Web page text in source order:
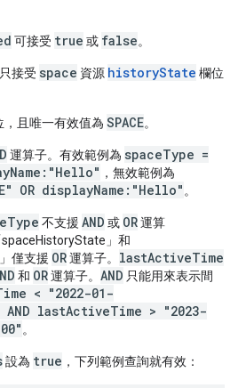
可接受 true 或 false。
只接受 space 資源 historyState 欄位
，且唯一有效值為 SPACE。
運算子。有效範例為 spaceType =
，無效範例為
OR displayName:"Hello" 。
不支援 AND 或 OR運算
spaceHistoryState」和
僅支援 OR運算子。 lastActiveTime
和 OR運算子。 AND 只能用來表示間
< "2022-01-
AND lastActiveTime > "2023-
。
設為 true ，下列範例查詢就有效：